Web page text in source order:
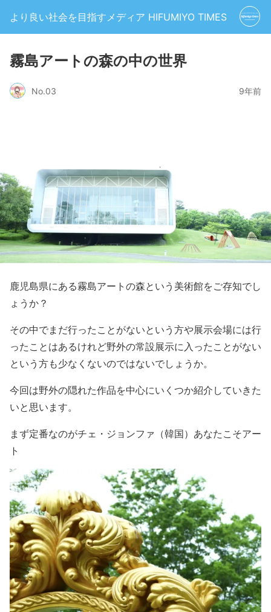
より良い社会を目指すメディア HIFUMIYO TIMES
霧島アートの森の中の世界
No.03 9年前
鹿児島県にある霧島アートの森という美術館をご存知でし
ょうか？
その中でまだ行ったことがないという方や展示会場には行
ったことはあるけれど野外の常設展示に入ったことがない
という方も少なくないのではないでしょうか。
今回は野外の隠れた作品を中心にいくつか紹介していきた
いと思います。
まず定番なのがチェ・ジョンファ（韓国）あなたこそアー
ト